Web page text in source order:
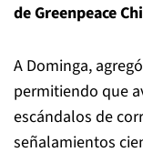
de Greenpeace
A Dominga,
permitiendo que
escándalos de
señalamientos